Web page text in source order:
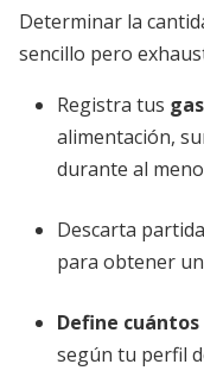
Determinar la
sencillo pero
Registra tus
alimentación,
durante al
Descarta
para obtener
Define
según tu perfil